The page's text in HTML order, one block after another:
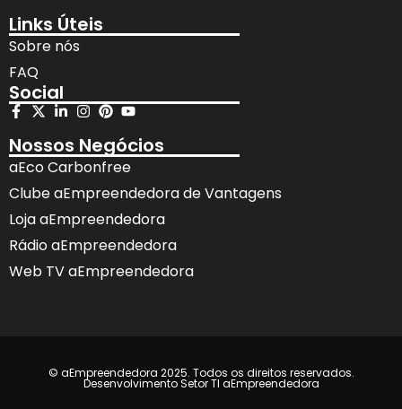
Links Úteis
Sobre nós
FAQ
Social
Nossos Negócios
aEco Carbonfree
Clube aEmpreendedora de Vantagens
Loja aEmpreendedora
Rádio aEmpreendedora
Web TV aEmpreendedora
© aEmpreendedora 2025. Todos os direitos reservados.
Desenvolvimento Setor TI aEmpreendedora